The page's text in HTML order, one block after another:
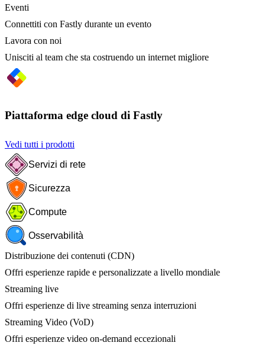
Eventi
Connettiti con Fastly durante un evento
Lavora con noi
Unisciti al team che sta costruendo un internet migliore
Piattaforma edge cloud di Fastly
Vedi tutti i prodotti
Servizi di rete
Sicurezza
Compute
Osservabilità
Distribuzione dei contenuti (CDN)
Offri esperienze rapide e personalizzate a livello mondiale
Streaming live
Offri esperienze di live streaming senza interruzioni
Streaming Video (VoD)
Offri esperienze video on-demand eccezionali